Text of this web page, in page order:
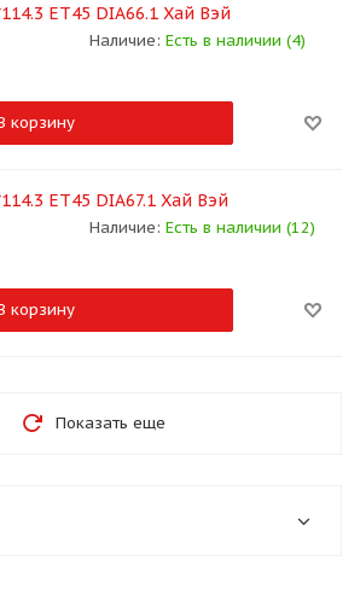
ET45 DIA66.1 Хай Вэй
Наличие: Есть в наличии (4)
корзину
ET45 DIA67.1 Хай Вэй
Наличие: Есть в наличии (12)
корзину
Показать еще